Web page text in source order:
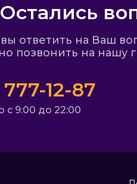
Остались
ответить на Ваш
позвонить на нашу
12-87
с 9:00 до 22:00